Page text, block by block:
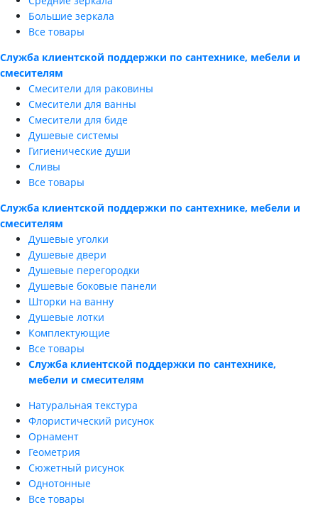
Большие зеркала
Все товары
Служба клиентской поддержки по сантехнике, мебели и
смесителям
Смесители для раковины
Смесители для ванны
Смесители для биде
Душевые системы
Гигиенические души
Сливы
Все товары
Служба клиентской поддержки по сантехнике, мебели и
смесителям
Душевые уголки
Душевые двери
Душевые перегородки
Душевые боковые панели
Шторки на ванну
Душевые лотки
Комплектующие
Все товары
Служба клиентской поддержки по сантехнике,
мебели и смесителям
Натуральная текстура
Флористический рисунок
Орнамент
Геометрия
Сюжетный рисунок
Однотонные
Все товары